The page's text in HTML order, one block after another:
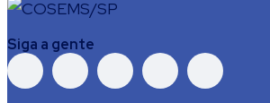
Siga a gente